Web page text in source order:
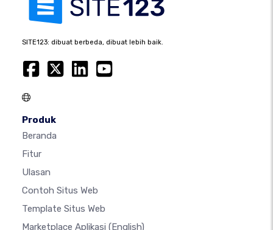
SITE123: dibuat berbeda, dibuat lebih baik.
Produk
Beranda
Fitur
Ulasan
Contoh Situs Web
Template Situs Web
Marketplace Aplikasi (English)